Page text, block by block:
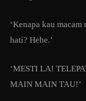
‘Kenapa kau
hati? Hehe.’
‘MESTI LA!
MAIN MAIN TAU!’